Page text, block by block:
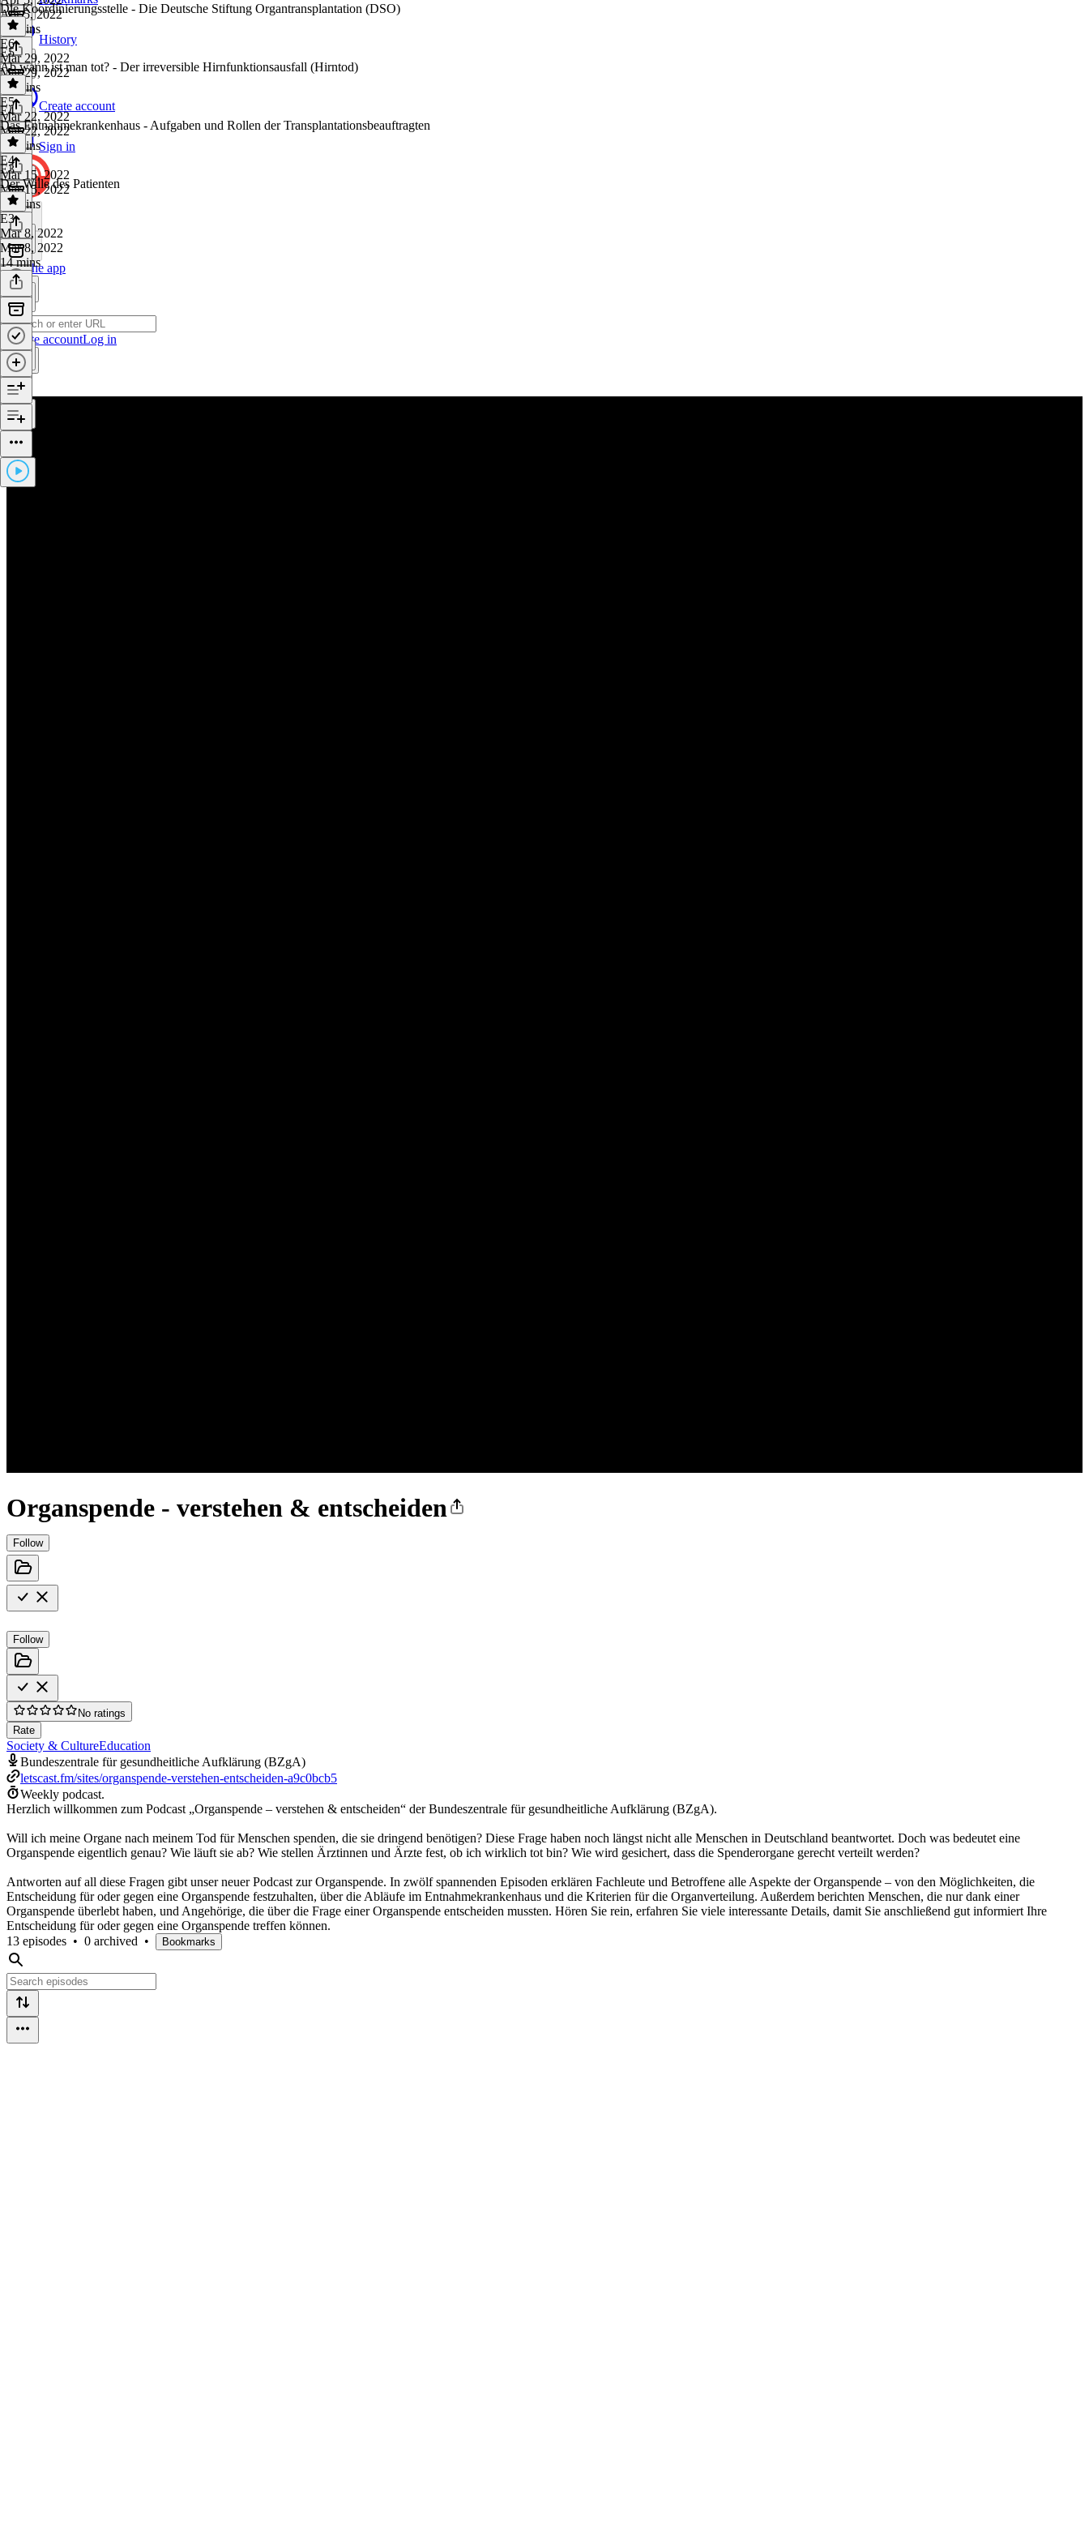
History
Create account
Sign in
Get the app
Create accountLog in
Organspende - verstehen & entscheiden
Follow
Follow
No ratings
Rate
Society & CultureEducation
Bundeszentrale für gesundheitliche Aufklärung (BZgA)
letscast.fm/sites/organspende-verstehen-entscheiden-a9c0bcb5
Weekly podcast.
Herzlich willkommen zum Podcast „Organspende – verstehen & entscheiden“ der Bundeszentrale für gesundheitliche Aufklärung (BZgA).
Will ich meine Organe nach meinem Tod für Menschen spenden, die sie dringend benötigen? Diese Frage haben noch längst nicht alle Menschen in Deutschland beantwortet. Doch was bedeutet eine
Organspende eigentlich genau? Wie läuft sie ab? Wie stellen Ärztinnen und Ärzte fest, ob ich wirklich tot bin? Wie wird gesichert, dass die Spenderorgane gerecht verteilt werden?
Antworten auf all diese Fragen gibt unser neuer Podcast zur Organspende. In zwölf spannenden Episoden erklären Fachleute und Betroffene alle Aspekte der Organspende – von den Möglichkeiten, die
Entscheidung für oder gegen eine Organspende festzuhalten, über die Abläufe im Entnahmekrankenhaus und die Kriterien für die Organverteilung. Außerdem berichten Menschen, die nur dank einer
Organspende überlebt haben, und Angehörige, die über die Frage einer Organspende entscheiden mussten. Hören Sie rein, erfahren Sie viele interessante Details, damit Sie anschließend gut informiert Ihre
Entscheidung für oder gegen eine Organspende treffen können.
13 episodes • 0 archived • Bookmarks
Apr 5, 2022
18 mins
Die Koordinierungsstelle - Die Deutsche Stiftung Organtransplantation (DSO)
E6·
Mar 29, 2022
Mar 29, 2022
26 mins
E5
Ab wann ist man tot? - Der irreversible Hirnfunktionsausfall (Hirntod)
E5·
Mar 22, 2022
Mar 22, 2022
20 mins
E4
Das Entnahmekrankenhaus - Aufgaben und Rollen der Transplantationsbeauftragten
E4·
Mar 15, 2022
Mar 15, 2022
26 mins
E3
Der Wille des Patienten
E3·
Mar 8, 2022
Mar 8, 2022
14 mins